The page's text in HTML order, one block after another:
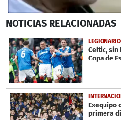
seconds
1
minute,
51
seconds
NOTICIAS RELACIONADAS
Celtic, sin
Copa de
Exequipo
primera